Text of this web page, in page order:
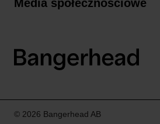
Zrównoważony rozwój
Media społecznościowe
LinkedIn
© 2026 Bangerhead AB